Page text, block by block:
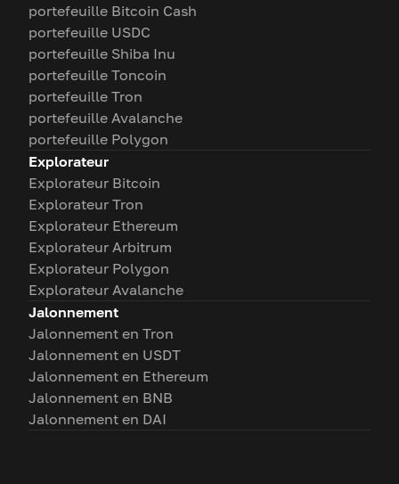
portefeuille Bitcoin Cash
portefeuille USDC
portefeuille Shiba Inu
portefeuille Toncoin
portefeuille Tron
portefeuille Avalanche
portefeuille Polygon
Explorateur
Explorateur Bitcoin
Explorateur Tron
Explorateur Ethereum
Explorateur Arbitrum
Explorateur Polygon
Explorateur Avalanche
Jalonnement
Jalonnement en Tron
Jalonnement en USDT
Jalonnement en Ethereum
Jalonnement en BNB
Jalonnement en DAI